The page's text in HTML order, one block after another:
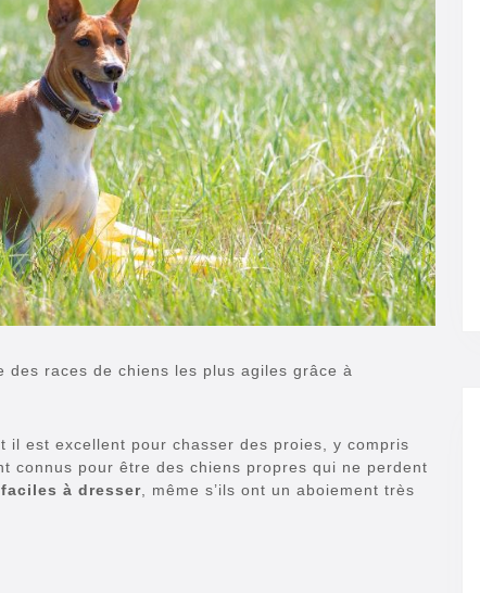
des races de chiens les plus agiles grâce à
il est excellent pour chasser des proies, y compris
connus pour être des chiens propres qui ne perdent
à dresser, même s’ils ont un aboiement très